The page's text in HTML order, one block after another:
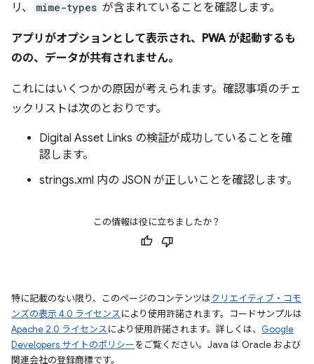
リ、
mime-types が含まれていることを確認します。
アプリがオプションとして表示され、PWA が起動するも
のの、データが共有されません。
これにはいくつかの原因が考えられます。確認事項のチェ
ックリストは次のとおりです。
Digital Asset Links の検証が成功していることを確
認します。
strings.xml 内の JSON が正しいことを確認します。
この情報は役に立ちましたか？
特に記載のない限り、このページのコンテンツはクリエイティブ・コモ
ンズの表示 4.0 ライセンスにより使用許諾されます。コードサンプルは
Apache 2.0 ライセンスにより使用許諾されます。詳しくは、 Google
Developers サイトのポリシーをご覧ください。Java は Oracle および
関連会社の登録商標です。